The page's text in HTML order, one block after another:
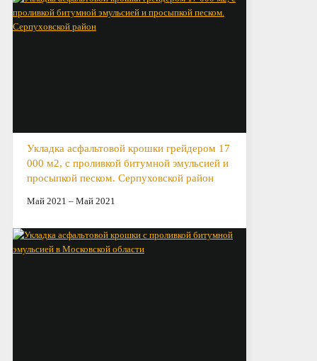
Укладка асфальтовой крошки грейдером 17
000 м2, с проливкой битумной эмульсией и
просыпкой песком. Серпуховской район
Май 2021 – Май 2021